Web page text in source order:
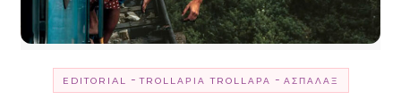
EDITORIAL -TROLLΑΡΊΑ TROLLΑΡΆ - ΑΣΠΆΛΑΞ